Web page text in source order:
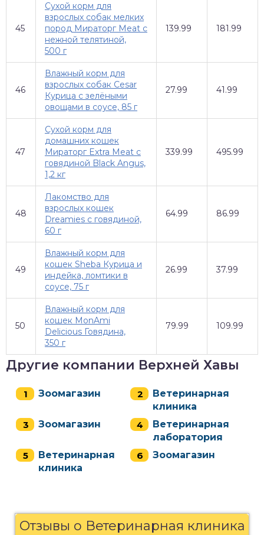
45
Сухой корм для
взрослых собак мелких
пород Мираторг Meat c
нежной телятиной,
500 г
139.99 181.99
46
Влажный корм для
взрослых собак Cesar
Курица с зелёными
овощами в соусе, 85 г
27.99 41.99
47
Сухой корм для
домашних кошек
Мираторг Extra Meat с
говядиной Black Angus,
1,2 кг
339.99 495.99
48
Лакомство для
взрослых кошек
Dreamies с говядиной,
60 г
64.99 86.99
49
Влажный корм для
кошек Sheba Курица и
индейка, ломтики в
соусе, 75 г
26.99 37.99
50
Влажный корм для
кошек MonAmi
Delicious Говядина,
350 г
79.99 109.99
Другие компании Верхней Хавы
Зоомагазин
Ветеринарная
клиника
Зоомагазин
Ветеринарная
лаборатория
Ветеринарная
клиника
Зоомагазин
Отзывы о Ветеринарная клиника